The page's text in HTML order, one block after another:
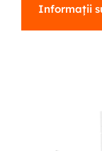
Informații